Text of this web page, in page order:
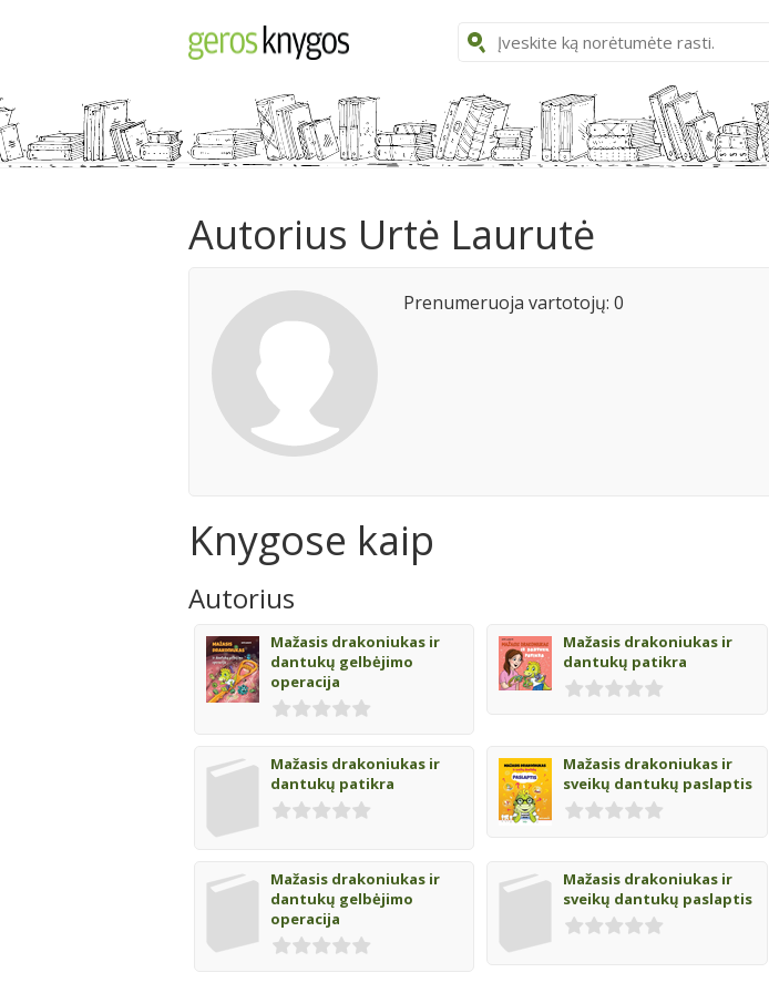
Autorius Urtė Laurutė
Prenumeruoja vartotojų: 0
Knygose kaip
Autorius
Mažasis drakoniukas ir
dantukų gelbėjimo
operacija
Mažasis drakoniukas ir
dantukų patikra
Mažasis drakoniukas ir
dantukų patikra
Mažasis drakoniukas ir
sveikų dantukų paslaptis
Mažasis drakoniukas ir
dantukų gelbėjimo
operacija
Mažasis drakoniukas ir
sveikų dantukų paslaptis